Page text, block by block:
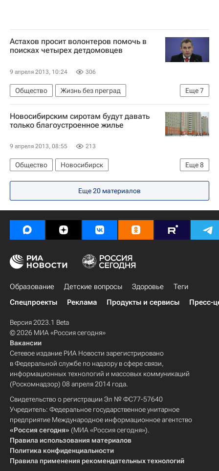
Астахов просит волонтеров помочь в
поисках четырех детдомовцев
9 апреля 2013, 10:24 306
Еще7
Общество
Жизнь без преград
Московская область (Подмосковье)
Центральный ФО
Весь мир
Европа
Россия
Новосибирским сиротам будут давать
только благоустроенное жилье
9 апреля 2013, 08:55 213
Еще8
Общество
Новосибирск
Жизнь без преград
Новосибирская область
Сибирский ФО
Весь мир
Правительство Новосибирской области
Детские вопросы
Россия
Еще 20 материалов
Образование Детские вопросы Здоровье
Теги
Спецпроекты
Реклама Продукты и сервисы Пресс-
Версия 2023.1 Beta
© 2026 МИА «Россия сегодня»
Вакансии
Сетевое издание РИА Новости зарегистрировано
в Федеральной службе по надзору в сфере связи,
информационных технологий и массовых коммуникаций
(Роскомнадзор) 08 апреля 2014 года.
Свидетельство о регистрации Эл № ФС77-57640
Учредитель: Федеральное государственное унитарное
предприятие Международное информационное агентство
«Россия сегодня» (МИА «Россия сегодня»).
Правила использования материалов
Политика конфиденциальности
Правила применения рекомендательных технологий